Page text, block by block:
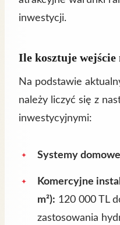
inwestycji.
Ile kosztuje wejście
Na podstawie
należy liczyć się z
inwestycyjnymi:
Systemy
Komercyjne
m²): 120 000 TL
zastosowania